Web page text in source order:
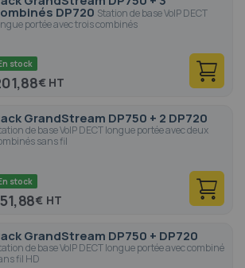
DP720 Station de base VoIP DECT
portée avec trois combinés
stock
€
GrandStream DP750 + 2 DP720
de base VoIP DECT longue portée avec deux
sans fil
stock
€
GrandStream DP750 + DP720
de base VoIP DECT longue portée avec combiné
fil HD